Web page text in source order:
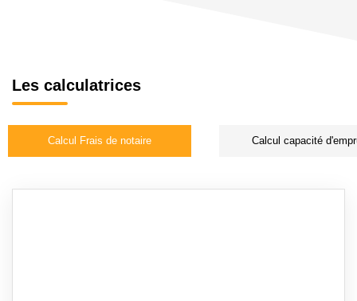
Les calculatrices
Calcul Frais de notaire Calcul capacité